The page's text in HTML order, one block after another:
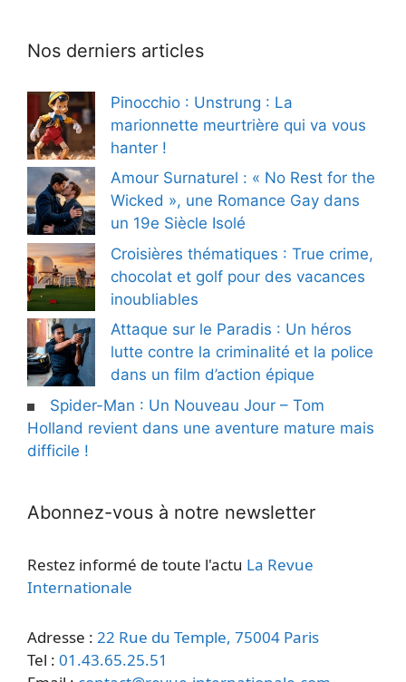
Nos derniers articles
Pinocchio : Unstrung : La
marionnette meurtrière qui va vous
hanter !
Amour Surnaturel : « No Rest for the
Wicked », une Romance Gay dans
un 19e Siècle Isolé
Croisières thématiques : True crime,
chocolat et golf pour des vacances
inoubliables
Attaque sur le Paradis : Un héros
lutte contre la criminalité et la police
dans un film d’action épique
Spider-Man : Un Nouveau Jour – Tom
Holland revient dans une aventure mature mais
difficile !
Abonnez-vous à notre newsletter
Restez informé de toute l'actu La Revue
Internationale
Adresse : 22 Rue du Temple, 75004 Paris
Tel : 01.43.65.25.51